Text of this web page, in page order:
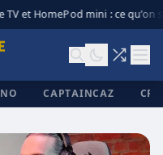
et HomePod mini : ce qu’on
CAPTAINCAZ